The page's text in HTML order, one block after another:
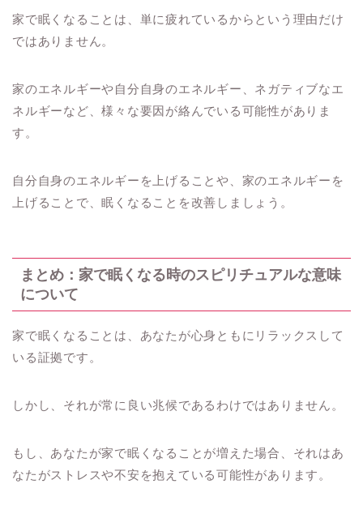
家で眠くなることは、単に疲れているからという理由だけ
ではありません。
家のエネルギーや自分自身のエネルギー、ネガティブなエ
ネルギーなど、様々な要因が絡んでいる可能性がありま
す。
自分自身のエネルギーを上げることや、家のエネルギーを
上げることで、眠くなることを改善しましょう。
まとめ：家で眠くなる時のスピリチュアルな意味
について
家で眠くなることは、あなたが心身ともにリラックスして
いる証拠です。
しかし、それが常に良い兆候であるわけではありません。
もし、あなたが家で眠くなることが増えた場合、それはあ
なたがストレスや不安を抱えている可能性があります。